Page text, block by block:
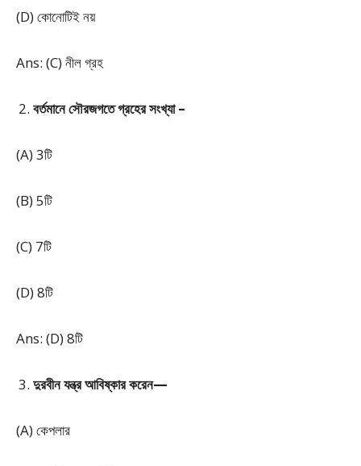
(D) কোনোটিই নয়
Ans: (C) নীল গ্রহ
বর্তমানে সৌরজগতে গ্রহের সংখ্যা –
(A) 3টি
(B) 5টি
(C) 7টি
(D) 8টি
Ans: (D) 8টি
দুরবীন যন্ত্র আবিষ্কার করেন—
(A) কেপলার